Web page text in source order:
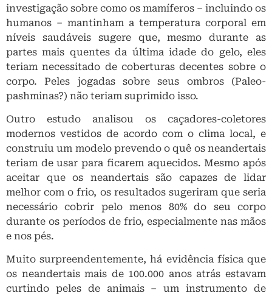
investigação sobre como os mamíferos – incluindo os
humanos – mantinham a temperatura corporal em
níveis saudáveis ​​sugere que, mesmo durante as
partes mais quentes da última idade do gelo, eles
teriam necessitado de coberturas decentes sobre o
corpo. Peles jogadas sobre seus ombros (Paleo-
pashminas?) não teriam suprimido isso.
Outro estudo analisou os caçadores-coletores
modernos vestidos de acordo com o clima local, e
construiu um modelo prevendo o quê os neandertais
teriam de usar para ficarem aquecidos. Mesmo após
aceitar que os neandertais são capazes de lidar
melhor com o frio, os resultados sugeriram que seria
necessário cobrir pelo menos 80% do seu corpo
durante os períodos de frio, especialmente nas mãos
e nos pés.
Muito surpreendentemente, há evidência física que
os neandertais mais de 100.000 anos atrás estavam
curtindo peles de animais – um instrumento de